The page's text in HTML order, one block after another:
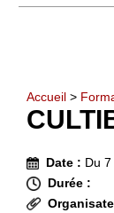
Accueil >
Date : Du
Durée :